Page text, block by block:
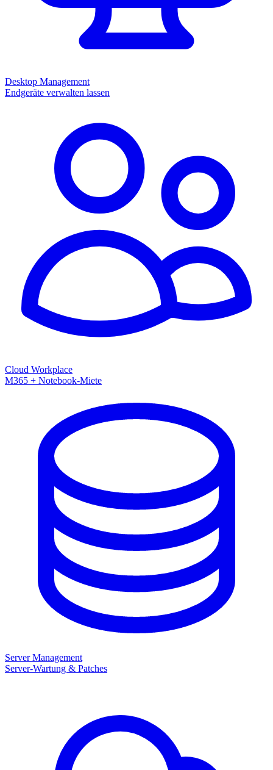
Desktop Management
Endgeräte verwalten lassen
Cloud Workplace
M365 + Notebook-Miete
Server Management
Server-Wartung & Patches